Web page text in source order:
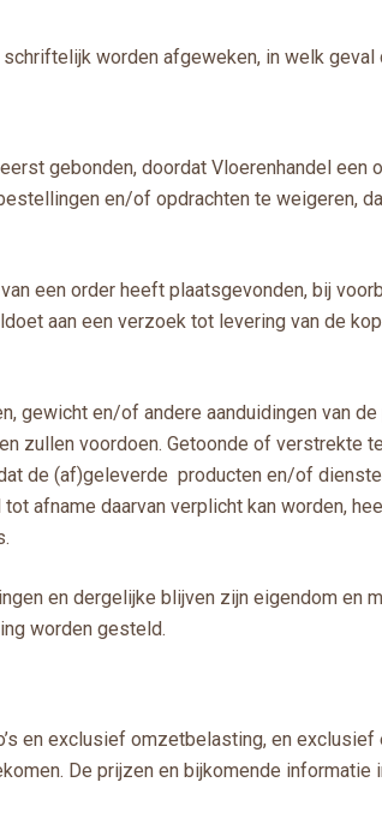
worden afgeweken, in welk
gebonden, doordat Vloerenhandel
en/of opdrachten te weigeren,
een order heeft plaatsgevonden, bij
aan een verzoek tot levering van de
gewicht en/of andere aanduidingen van
zullen voordoen. Getoonde of
de (af)geleverde producten en/of
afname daarvan verplicht kan worden,
en dergelijke blijven zijn eigendom
worden gesteld.
en exclusief omzetbelasting, en
De prijzen en bijkomende